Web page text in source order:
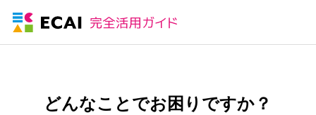
どんなことでお困りですか？